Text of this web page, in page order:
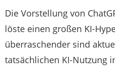
Die Vorstellung von
löste einen großen KI-
überraschender sind
tatsächlichen KI-Nutzung